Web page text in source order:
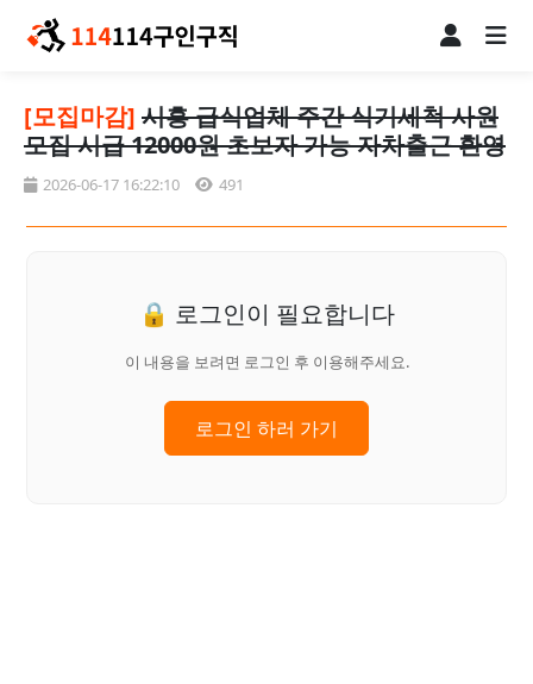
[모집마감] 시흥 급식업체 주간 식기세척 사원
모집 시급 12000원 초보자 가능 자차출근 환영
2026-06-17 16:22:10 491
🔒 로그인이 필요합니다
이 내용을 보려면 로그인 후 이용해주세요.
로그인 하러 가기